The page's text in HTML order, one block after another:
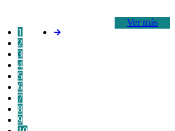
Ver más
1
2
3
4
5
6
7
8
9